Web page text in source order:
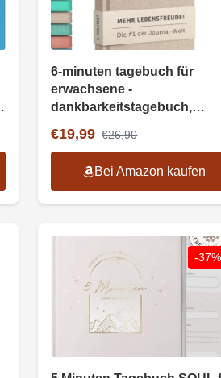
6-minuten tagebuch für
erwachsene -
dankbarkeitstagebuch,
€19,99 €26,90
Bei Amazon kaufen
-37%